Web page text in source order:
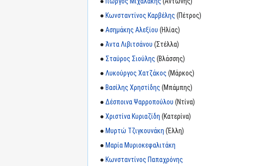
● Κωνσταντίνος Καρβέλης (Πέτρος)
● Ασημάκης Αλεξίου (Ηλίας)
● Άντα Λιβιτσάνου (Στέλλα)
● Σταύρος Σιούλης (Βλάσσης)
● Λυκούργος Χατζάκος (Μάρκος)
● Βασίλης Χρηστίδης (Μπάμπης)
● Δέσποινα Ψαρροπούλου (Ντίνα)
● Χριστίνα Κυριαζίδη (Κατερίνα)
● Μυρτώ Τζιγκουνάκη (Έλλη)
● Μαρία Μυριοκεφαλιτάκη
● Κωνσταντίνος Παπαχρόνης